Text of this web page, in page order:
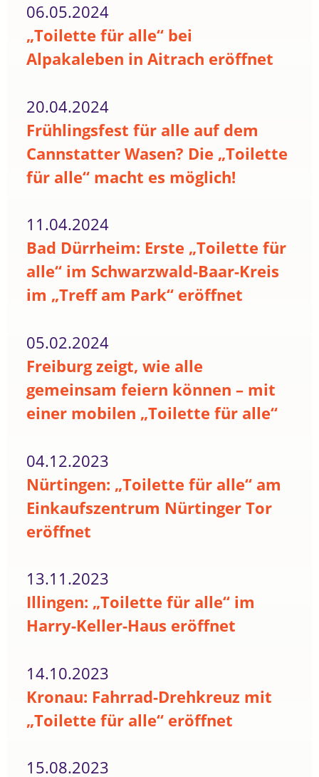
06.05.2024
„Toilette für alle“ bei
Alpakaleben in Aitrach eröffnet
20.04.2024
Frühlingsfest für alle auf dem
Cannstatter Wasen? Die „Toilette
für alle“ macht es möglich!
11.04.2024
Bad Dürrheim: Erste „Toilette für
alle“ im Schwarzwald-Baar-Kreis
im „Treff am Park“ eröffnet
05.02.2024
Freiburg zeigt, wie alle
gemeinsam feiern können – mit
einer mobilen „Toilette für alle“
04.12.2023
Nürtingen: „Toilette für alle“ am
Einkaufszentrum Nürtinger Tor
eröffnet
13.11.2023
Illingen: „Toilette für alle“ im
Harry-Keller-Haus eröffnet
14.10.2023
Kronau: Fahrrad-Drehkreuz mit
„Toilette für alle“ eröffnet
15.08.2023